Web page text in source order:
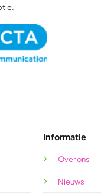
Informatie
Over ons
Nieuws